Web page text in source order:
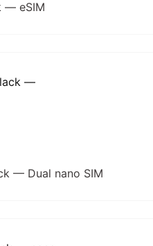
— eSIM
— Dual nano SIM